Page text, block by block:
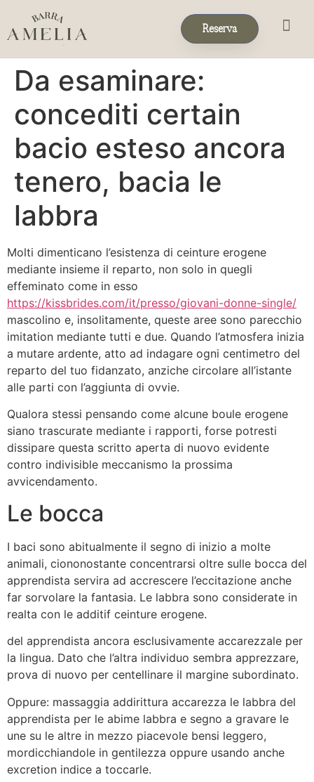
Reserva
Da esaminare:
concediti certain
bacio esteso ancora
tenero, bacia le
labbra
Molti dimenticano l’esistenza di ceinture erogene
mediante insieme il reparto, non solo in quegli
effeminato come in esso
https://kissbrides.com/it/presso/giovani-donne-single/
mascolino e, insolitamente, queste aree sono parecchio
imitation mediante tutti e due. Quando l’atmosfera inizia
a mutare ardente, atto ad indagare ogni centimetro del
reparto del tuo fidanzato, anziche circolare all’istante
alle parti con l’aggiunta di ovvie.
Qualora stessi pensando come alcune boule erogene
siano trascurate mediante i rapporti, forse potresti
dissipare questa scritto aperta di nuovo evidente
contro indivisible meccanismo la prossima
avvicendamento.
Le bocca
I baci sono abitualmente il segno di inizio a molte
animali, ciononostante concentrarsi oltre sulle bocca del
apprendista servira ad accrescere l’eccitazione anche
far sorvolare la fantasia. Le labbra sono considerate in
realta con le additif ceinture erogene.
del apprendista ancora esclusivamente accarezzale per
la lingua. Dato che l’altra individuo sembra apprezzare,
prova di nuovo per centellinare il margine subordinato.
Oppure: massaggia addirittura accarezza le labbra del
apprendista per le abime labbra e segno a gravare le
une su le altre in mezzo piacevole bensi leggero,
mordicchiandole in gentilezza oppure usando anche
excretion indice a toccarle.